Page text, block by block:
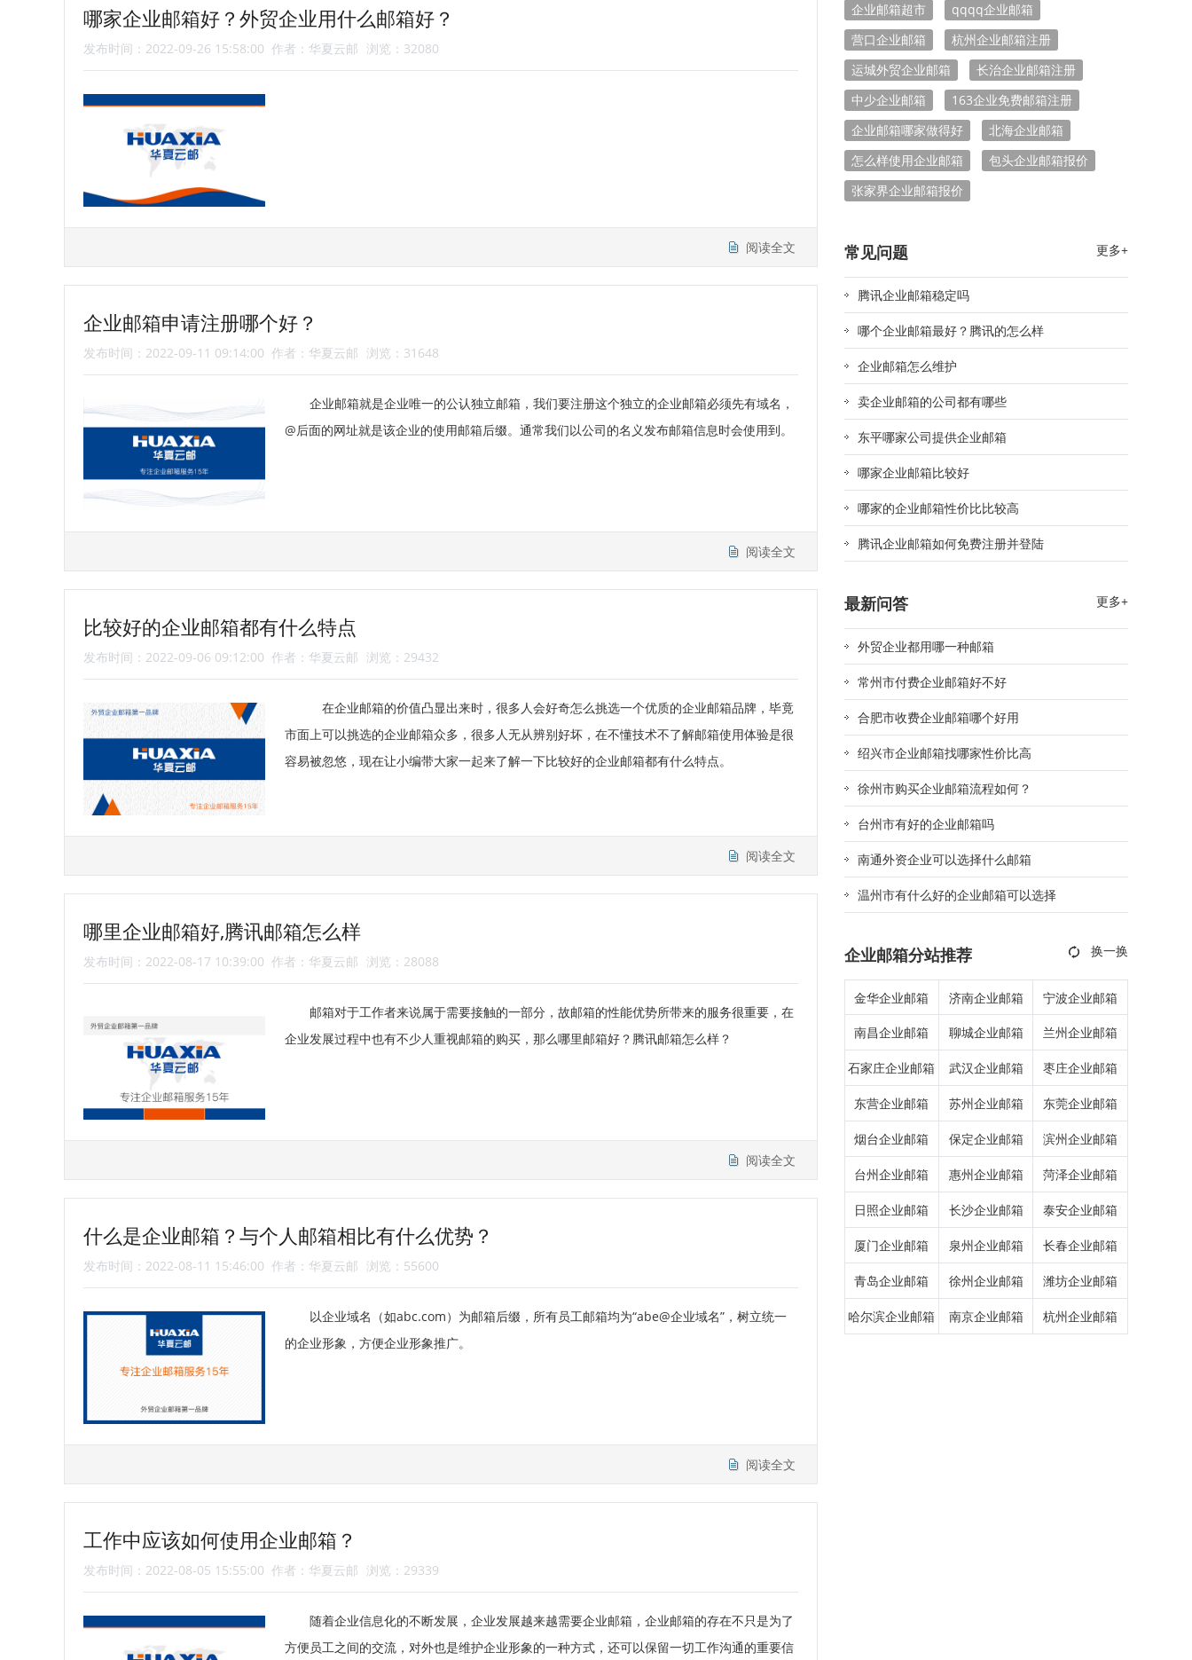
哪家企业邮箱好？外贸企业用什么邮箱好？
发布时间：2022-09-26 15:58:00 作者：华夏云邮 浏览：32080
阅读全文
企业邮箱申请注册哪个好？
发布时间：2022-09-11 09:14:00 作者：华夏云邮 浏览：31648
企业邮箱就是企业唯一的公认独立邮箱，我们要注册这个独立的企业邮箱必须先有域名，
@后面的网址就是该企业的使用邮箱后缀。通常我们以公司的名义发布邮箱信息时会使用到。
阅读全文
比较好的企业邮箱都有什么特点
发布时间：2022-09-06 09:12:00 作者：华夏云邮 浏览：29432
在企业邮箱的价值凸显出来时，很多人会好奇怎么挑选一个优质的企业邮箱品牌，毕竟
市面上可以挑选的企业邮箱众多，很多人无从辨别好坏，在不懂技术不了解邮箱使用体验是很
容易被忽悠，现在让小编带大家一起来了解一下比较好的企业邮箱都有什么特点。
阅读全文
哪里企业邮箱好,腾讯邮箱怎么样
发布时间：2022-08-17 10:39:00 作者：华夏云邮 浏览：28088
邮箱对于工作者来说属于需要接触的一部分，故邮箱的性能优势所带来的服务很重要，在
企业发展过程中也有不少人重视邮箱的购买，那么哪里邮箱好？腾讯邮箱怎么样？
阅读全文
什么是企业邮箱？与个人邮箱相比有什么优势？
发布时间：2022-08-11 15:46:00 作者：华夏云邮 浏览：55600
以企业域名（如abc.com）为邮箱后缀，所有员工邮箱均为“abe@企业域名”，树立统一
的企业形象，方便企业形象推广。
阅读全文
工作中应该如何使用企业邮箱？
发布时间：2022-08-05 15:55:00 作者：华夏云邮 浏览：29339
随着企业信息化的不断发展，企业发展越来越需要企业邮箱，企业邮箱的存在不只是为了
方便员工之间的交流，对外也是维护企业形象的一种方式，还可以保留一切工作沟通的重要信
企业邮箱超市
qqqq企业邮箱
营口企业邮箱
杭州企业邮箱注册
运城外贸企业邮箱
长治企业邮箱注册
中少企业邮箱
163企业免费邮箱注册
企业邮箱哪家做得好
北海企业邮箱
怎么样使用企业邮箱
包头企业邮箱报价
张家界企业邮箱报价
常见问题 更多+
腾讯企业邮箱稳定吗
哪个企业邮箱最好？腾讯的怎么样
企业邮箱怎么维护
卖企业邮箱的公司都有哪些
东平哪家公司提供企业邮箱
哪家企业邮箱比较好
哪家的企业邮箱性价比比较高
腾讯企业邮箱如何免费注册并登陆
最新问答 更多+
外贸企业都用哪一种邮箱
常州市付费企业邮箱好不好
合肥市收费企业邮箱哪个好用
绍兴市企业邮箱找哪家性价比高
徐州市购买企业邮箱流程如何？
台州市有好的企业邮箱吗
南通外资企业可以选择什么邮箱
温州市有什么好的企业邮箱可以选择
企业邮箱分站推荐
金华企业邮箱 济南企业邮箱 宁波企业邮箱
南昌企业邮箱 聊城企业邮箱 兰州企业邮箱
石家庄企业邮箱 武汉企业邮箱 枣庄企业邮箱
东营企业邮箱 苏州企业邮箱 东莞企业邮箱
烟台企业邮箱 保定企业邮箱 滨州企业邮箱
台州企业邮箱 惠州企业邮箱 菏泽企业邮箱
日照企业邮箱 长沙企业邮箱 泰安企业邮箱
厦门企业邮箱 泉州企业邮箱 长春企业邮箱
青岛企业邮箱 徐州企业邮箱 潍坊企业邮箱
哈尔滨企业邮箱 南京企业邮箱 杭州企业邮箱